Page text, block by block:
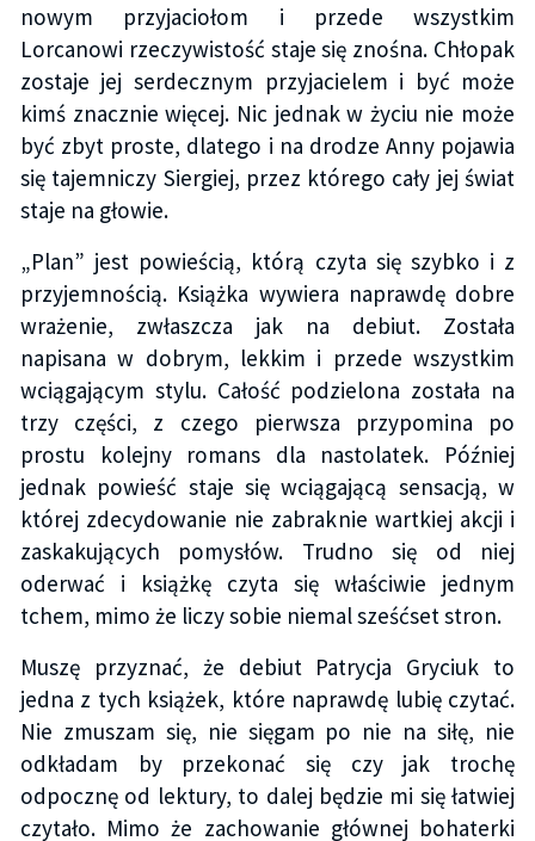
nowym przyjaciołom i przede wszystkim
Lorcanowi rzeczywistość staje się znośna. Chłopak
zostaje jej serdecznym przyjacielem i być może
kimś znacznie więcej. Nic jednak w życiu nie może
być zbyt proste, dlatego i na drodze Anny pojawia
się tajemniczy Siergiej, przez którego cały jej świat
staje na głowie.
„Plan” jest powieścią, którą czyta się szybko i z
przyjemnością. Książka wywiera naprawdę dobre
wrażenie, zwłaszcza jak na debiut. Została
napisana w dobrym, lekkim i przede wszystkim
wciągającym stylu. Całość podzielona została na
trzy części, z czego pierwsza przypomina po
prostu kolejny romans dla nastolatek. Później
jednak powieść staje się wciągającą sensacją, w
której zdecydowanie nie zabraknie wartkiej akcji i
zaskakujących pomysłów. Trudno się od niej
oderwać i książkę czyta się właściwie jednym
tchem, mimo że liczy sobie niemal sześćset stron.
Muszę przyznać, że debiut Patrycja Gryciuk to
jedna z tych książek, które naprawdę lubię czytać.
Nie zmuszam się, nie sięgam po nie na siłę, nie
odkładam by przekonać się czy jak trochę
odpocznę od lektury, to dalej będzie mi się łatwiej
czytało. Mimo że zachowanie głównej bohaterki